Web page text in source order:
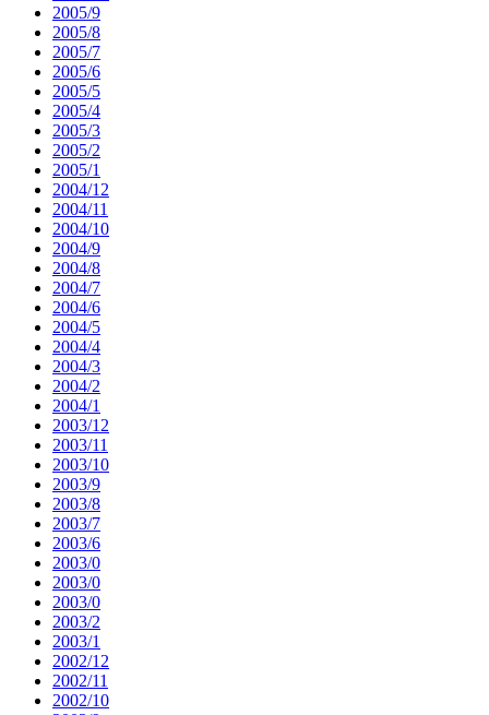
2005/9
2005/8
2005/7
2005/6
2005/5
2005/4
2005/3
2005/2
2005/1
2004/12
2004/11
2004/10
2004/9
2004/8
2004/7
2004/6
2004/5
2004/4
2004/3
2004/2
2004/1
2003/12
2003/11
2003/10
2003/9
2003/8
2003/7
2003/6
2003/0
2003/0
2003/0
2003/2
2003/1
2002/12
2002/11
2002/10